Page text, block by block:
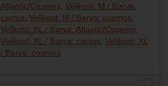
Atlantic/Cosmos Velikost: M / Barva:
cactus Velikost: M / Barva: cosmos
Velikost: XL / Barva: Atlantic/Cosmos
Velikost: XL / Barva: cactus Velikost: XL
/ Barva: cosmos